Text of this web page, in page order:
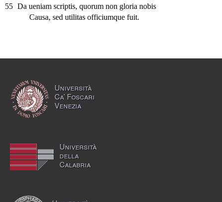
55 Da ueniam scriptis, quorum non gloria nobis
Causa, sed utilitas officiumque fuit.
Università
Ca’ Foscari
Venezia
Università
della
Calabria